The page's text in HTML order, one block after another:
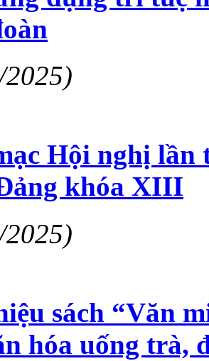
Hội nghị lần
khóa XIII
sách “Văn
hóa uống trà,